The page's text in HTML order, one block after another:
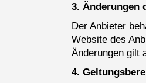
3. Änderungen
Der Anbieter
Website des
Änderungen gilt
4.